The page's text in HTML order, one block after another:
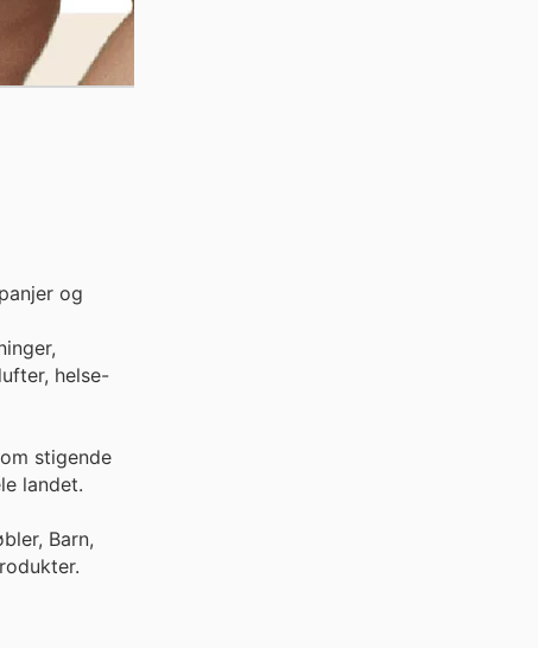
og
helse-
stigende
landet.
Barn,